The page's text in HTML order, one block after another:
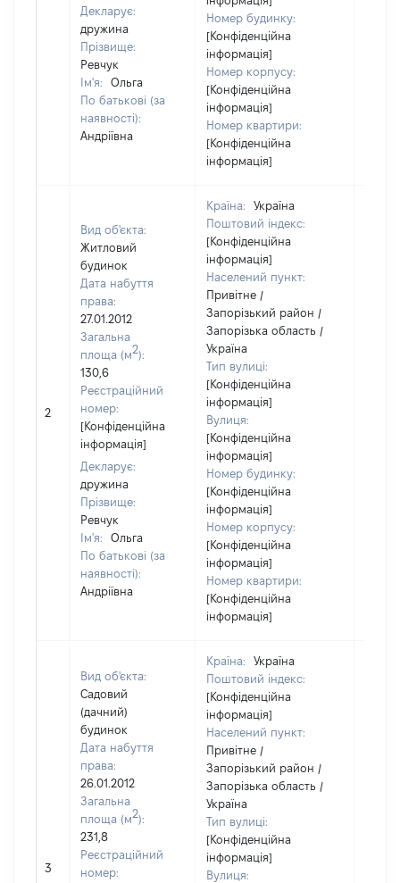
Декларує:
дружина
Прізвище:
Ревчук
Ім'я:
Ольга
По батькові (за
наявності):
Андріївна
Номер будинку:
[Конфіденційна
інформація]
Номер корпусу:
[Конфіденційна
інформація]
Номер квартири:
[Конфіденційна
інформація]
2
Вид об'єкта:
Житловий
будинок
Дата набуття
права:
27.01.2012
Загальна
площа (м2):
130,6
Реєстраційний
номер:
[Конфіденційна
інформація]
Декларує:
дружина
Прізвище:
Ревчук
Ім'я:
Ольга
По батькові (за
наявності):
Андріївна
Країна:
Україна
Поштовий індекс:
[Конфіденційна
інформація]
Населений пункт:
Привітне /
Запорізький район /
Запорізька область /
Україна
Тип вулиці:
[Конфіденційна
інформація]
Вулиця:
[Конфіденційна
інформація]
Номер будинку:
[Конфіденційна
інформація]
Номер корпусу:
[Конфіденційна
інформація]
Номер квартири:
[Конфіденційна
інформація]
3
Вид об'єкта:
Садовий
(дачний)
будинок
Дата набуття
права:
26.01.2012
Загальна
площа (м2):
231,8
Реєстраційний
номер:
Країна:
Україна
Поштовий індекс:
[Конфіденційна
інформація]
Населений пункт:
Привітне /
Запорізький район /
Запорізька область /
Україна
Тип вулиці:
[Конфіденційна
інформація]
Вулиця: